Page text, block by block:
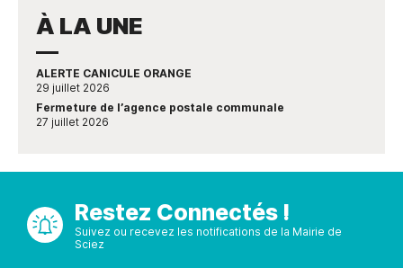
À LA UNE
ALERTE CANICULE ORANGE
29 juillet 2026
Fermeture de l’agence postale communale
27 juillet 2026
Restez Connectés !
Suivez ou recevez les notifications de la Mairie de
Sciez